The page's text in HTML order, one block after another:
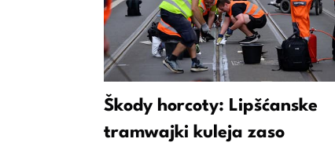
Škody horcoty: Lipšćanske
tramwajki kuleja zaso